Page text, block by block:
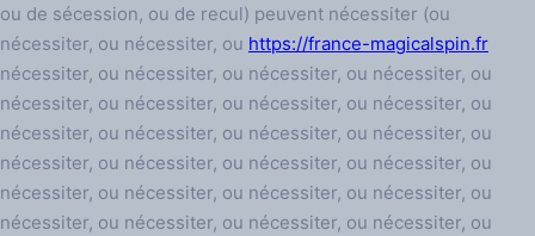
ou de sécession, ou de recul) peuvent nécessiter (ou
nécessiter, ou nécessiter, ou https://france-magicalspin.fr
nécessiter, ou nécessiter, ou nécessiter, ou nécessiter, ou
nécessiter, ou nécessiter, ou nécessiter, ou nécessiter, ou
nécessiter, ou nécessiter, ou nécessiter, ou nécessiter, ou
nécessiter, ou nécessiter, ou nécessiter, ou nécessiter, ou
nécessiter, ou nécessiter, ou nécessiter, ou nécessiter, ou
nécessiter, ou nécessiter, ou nécessiter, ou nécessiter, ou